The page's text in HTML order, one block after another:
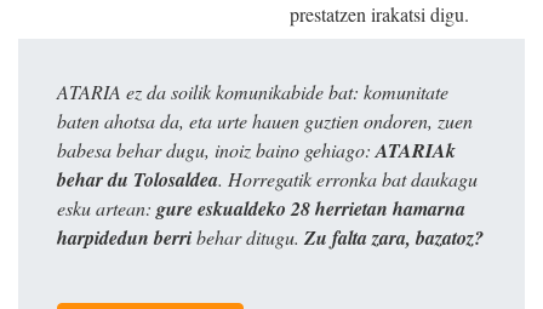
prestatzen irakatsi digu.
ATARIA ez da soilik komunikabide bat: komunitate
baten ahotsa da, eta urte hauen guztien ondoren, zuen
babesa behar dugu, inoiz baino gehiago: ATARIAk
behar du Tolosaldea. Horregatik erronka bat daukagu
esku artean: gure eskualdeko 28 herrietan hamarna
harpidedun berribehar ditugu. Zu falta zara, bazatoz?